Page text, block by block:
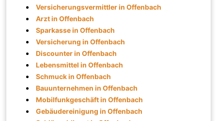
Versicherungsvermittler in Offenbach
Arzt in Offenbach
Sparkasse in Offenbach
Versicherung in Offenbach
Discounter in Offenbach
Lebensmittel in Offenbach
Schmuck in Offenbach
Bauunternehmen in Offenbach
Mobilfunkgeschäft in Offenbach
Gebäudereinigung in Offenbach